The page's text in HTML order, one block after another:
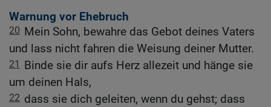
Warnung vor Ehebruch
20 Mein Sohn, bewahre das Gebot deines Vaters
und lass nicht fahren die Weisung deiner Mutter.
21
Binde sie dir aufs Herz allezeit und hänge sie
um deinen Hals,
22 dass sie dich geleiten, wenn du gehst; dass